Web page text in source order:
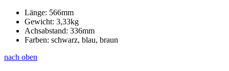
Länge: 566mm
Gewicht: 3,33kg
Achsabstand: 336mm
Farben: schwarz, blau, braun
nach oben